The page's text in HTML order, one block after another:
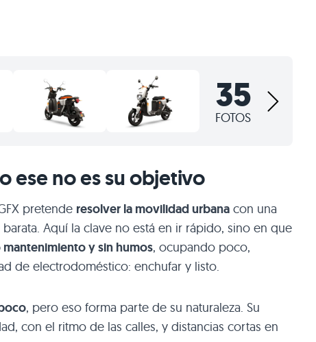
35
FOTOS
ese no es su objetivo
pretende resolver la movilidad urbana con una
Aquí la clave no está en ir rápido, sino en que
mantenimiento y sin humos, ocupando poco,
de electrodoméstico: enchufar y listo.
, pero eso forma parte de su naturaleza. Su
con el ritmo de las calles, y distancias cortas en